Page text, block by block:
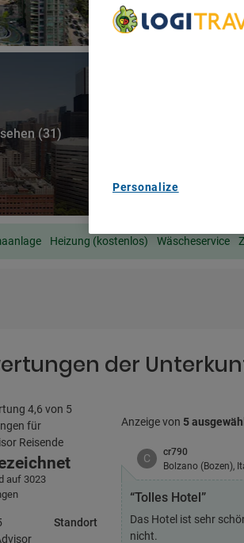
(31)
Heizung (kostenlos) Wäscheservice
der
auf 3023
Standort
Anzeige von 5
C
cr790
Bolzano (Bozen),
“Tolles Hotel”
Das Hotel ist sehr
nicht.
Personalize